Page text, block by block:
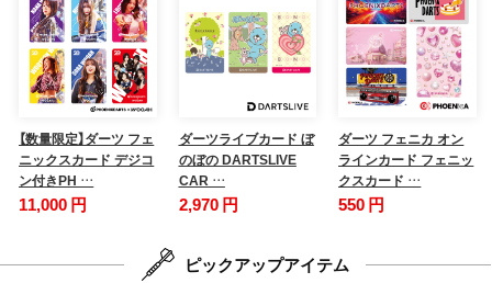
【数量限定】ダーツ フェ
ニックスカード デジコ
ン付きPH …
11,000 円
ダーツライブカード ぼ
のぼの DARTSLIVE
CAR …
2,970 円
ダーツ フェニカ オン
ラインカード フェニッ
クスカード …
550 円
ピックアップアイテム